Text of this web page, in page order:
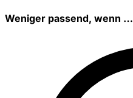
Weniger passend, wenn …